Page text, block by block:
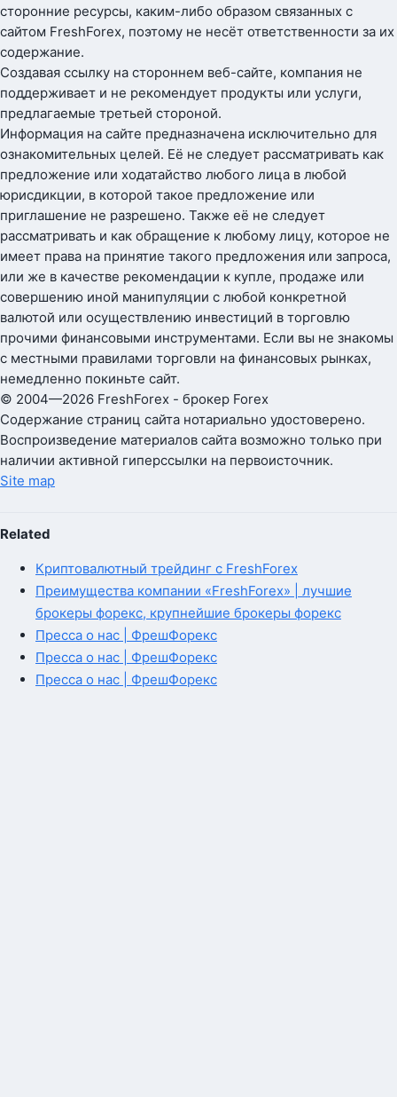
сторонние ресурсы, каким-либо образом связанных с
сайтом FreshForex, поэтому не несёт ответственности за их
содержание.
Создавая ссылку на стороннем веб-сайте, компания не
поддерживает и не рекомендует продукты или услуги,
предлагаемые третьей стороной.
Информация на сайте предназначена исключительно для
ознакомительных целей. Её не следует рассматривать как
предложение или ходатайство любого лица в любой
юрисдикции, в которой такое предложение или
приглашение не разрешено. Также её не следует
рассматривать и как обращение к любому лицу, которое не
имеет права на принятие такого предложения или запроса,
или же в качестве рекомендации к купле, продаже или
совершению иной манипуляции с любой конкретной
валютой или осуществлению инвестиций в торговлю
прочими финансовыми инструментами. Если вы не знакомы
с местными правилами торговли на финансовых рынках,
немедленно покиньте сайт.
© 2004—2026 FreshForex - брокер Forex
Содержание страниц сайта нотариально удостоверено.
Воспроизведение материалов сайта возможно только при
наличии активной гиперссылки на первоисточник.
Site map
Related
Криптовалютный трейдинг с FreshForex
Преимущества компании «FreshForex» | лучшие
брокеры форекс, крупнейшие брокеры форекс
Пресса о нас | ФрешФорекс
Пресса о нас | ФрешФорекс
Пресса о нас | ФрешФорекс